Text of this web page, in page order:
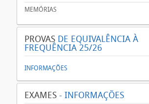
MEMÓRIAS
PROVAS DE EQUIVALÊNCIA À
FREQUÊNCIA 25/26
INFORMAÇÕES
EXAMES - INFORMAÇÕES